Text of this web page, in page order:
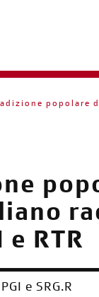
popolare
RTR
e SRG.R